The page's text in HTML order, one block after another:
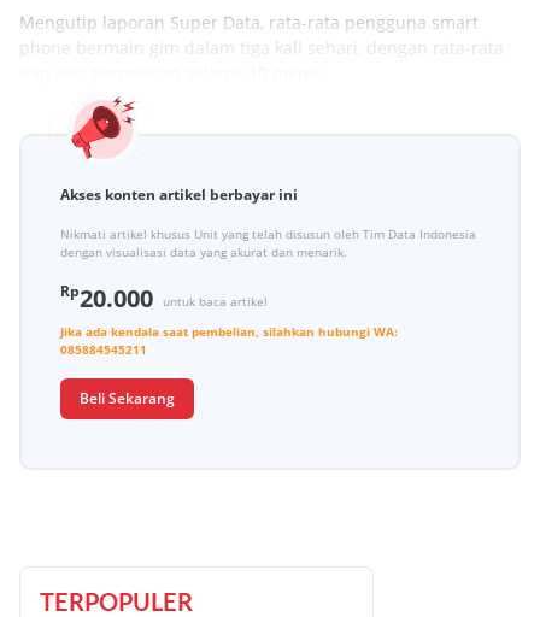
Mengutip laporan Super Data, rata-rata pengguna smart
phone bermain gim dalam tiga kali sehari, dengan rata-rata
Akses konten artikel berbayar ini
Nikmati artikel khusus Unit yang telah disusun oleh Tim Data Indonesia
dengan visualisasi data yang akurat dan menarik.
Rp20.000
untuk baca artikel
Jika ada kendala saat pembelian, silahkan hubungi WA:
085884545211
Beli Sekarang
TERPOPULER